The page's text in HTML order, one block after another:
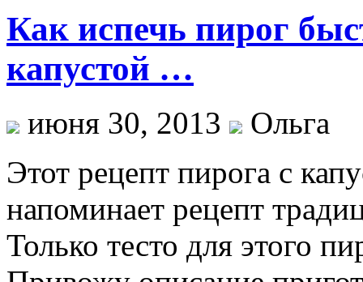
Как испечь пирог
капустой …
июня 30, 2013
Ольга
Этот рецепт пирога с
напоминает рецепт
Только тесто для этого